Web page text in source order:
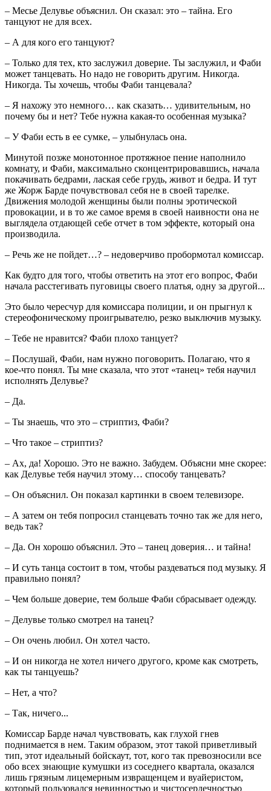
– Месье Делувье объяснил. Он сказал: это – тайна. Его
танцуют не для всех.
– А для кого его танцуют?
– Только для тех, кто заслужил доверие. Ты заслужил, и Фаби
может танцевать. Но надо не говорить другим. Никогда.
Никогда. Ты хочешь, чтобы Фаби танцевала?
– Я нахожу это немного… как сказать… удивительным, но
почему бы и нет? Тебе нужна какая-то особенная музыка?
– У Фаби есть в ее сумке, – улыбнулась она.
Минутой позже монотонное протяжное пение наполнило
комнату, и Фаби, максимально сконцентрировавшись, начала
покачивать бедрами, лаская себе грудь, живот и бедра. И тут
же Жорж Барде почувствовал себя не в своей тарелке.
Движения молодой женщины были полны эротической
провокации, и в то же самое время в своей наивности она не
выглядела отдающей себе отчет в том эффекте, который она
производила.
– Речь же не пойдет…? – недоверчиво пробормотал комиссар.
Как будто для того, чтобы ответить на этот его вопрос, Фаби
начала расстегивать пуговицы своего платья, одну за другой...
Это было чересчур для комиссара полиции, и он прыгнул к
стереофоническому проигрывателю, резко выключив музыку.
– Тебе не нравится? Фаби плохо танцует?
– Послушай, Фаби, нам нужно поговорить. Полагаю, что я
кое-что понял. Ты мне сказала, что этот «танец» тебя научил
исполнять Делувье?
– Да.
– Ты знаешь, что это – стриптиз, Фаби?
– Что такое – стриптиз?
– Ах, да! Хорошо. Это не важно. Забудем. Объясни мне скорее:
как Делувье тебя научил этому… способу танцевать?
– Он объяснил. Он показал картинки в своем телевизоре.
– А затем он тебя попросил станцевать точно так же для него,
ведь так?
– Да. Он хорошо объяснил. Это – танец доверия… и тайна!
– И суть танца состоит в том, чтобы раздеваться под музыку. Я
правильно понял?
– Чем больше доверие, тем больше Фаби сбрасывает одежду.
– Делувье только смотрел на танец?
– Он очень любил. Он хотел часто.
– И он никогда не хотел ничего другого, кроме как смотреть,
как ты танцуешь?
– Нет, а что?
– Так, ничего...
Комиссар Барде начал чувствовать, как глухой гнев
поднимается в нем. Таким образом, этот такой приветливый
тип, этот идеальный бойскаут, тот, кого так превозносили все
обо всех знающие кумушки из соседнего квартала, оказался
лишь грязным лицемерным извращенцем и вуайеристом,
который пользовался невинностью и чистосердечностью